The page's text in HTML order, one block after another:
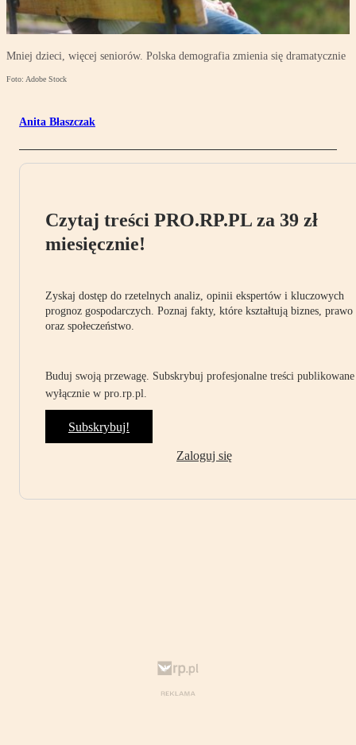
Mniej dzieci, więcej seniorów. Polska demografia zmienia się dramatycznie
Foto: Adobe Stock
Anita Błaszczak
Czytaj treści PRO.RP.PL za 39 zł
miesięcznie!
Zyskaj dostęp do rzetelnych analiz, opinii ekspertów i kluczowych
prognoz gospodarczych. Poznaj fakty, które kształtują biznes, prawo
oraz społeczeństwo.
Buduj swoją przewagę. Subskrybuj profesjonalne treści publikowane
wyłącznie w pro.rp.pl.
Subskrybuj!
Zaloguj się